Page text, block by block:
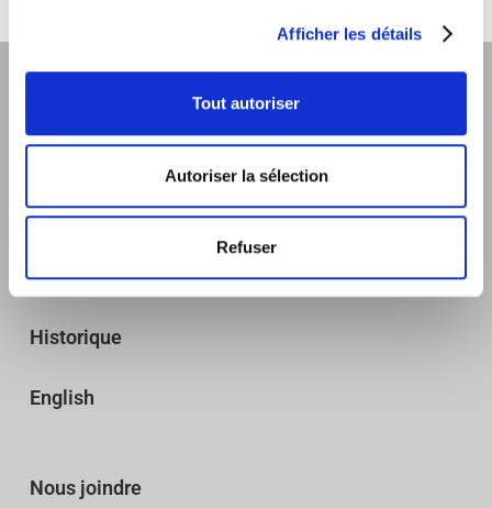
Afficher les détails
Tout autoriser
Autoriser la sélection
Refuser
Sommiers
Expertise
Historique
English
Nous joindre